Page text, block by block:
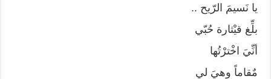
يا نَسيمَ الرّيح ..
بلِّغ قيْثارة حُبّي
أنِّيَ اخْترْتُها
مٌقاماً وهيَ لي